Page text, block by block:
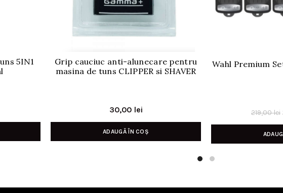
5IN1
Grip cauciuc anti-alunecare pentru
masina de tuns CLIPPER si SHAVER
30,00 lei
ADAUGĂ ÎN COȘ
Wahl Premium
219,00lei